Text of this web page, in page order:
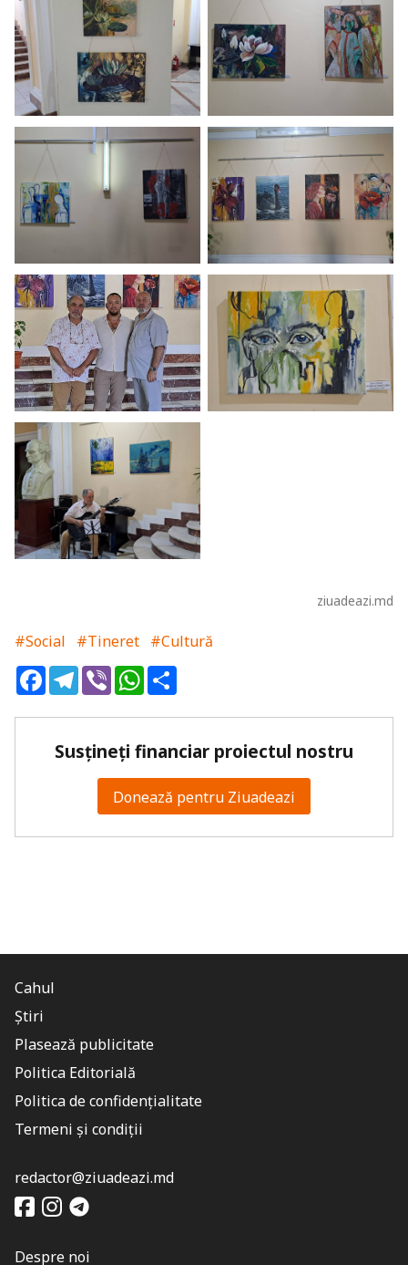
ziuadeazi.md
#Social #Tineret #Cultură
FacebookTelegram
ViberWhatsApp
Susțineți financiar proiectul nostru
Donează pentru Ziuadeazi
Cahul
Știri
Plasează publicitate
Politica Editorială
Politica de confidențialitate
Termeni și condiții
redactor@ziuadeazi.md
Despre noi